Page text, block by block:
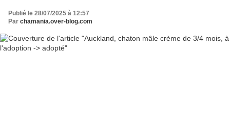
Publié le 28/07/2025 à 12:57
Par chamania.over-blog.com